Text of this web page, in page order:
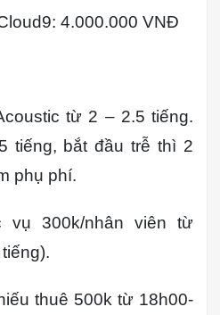
4.000.000 VNĐ
từ 2 – 2.5 tiếng.
tiếng, bắt đầu trễ thì 2
phụ phí.
vụ 300k/nhân viên từ
thuê 500k từ 18h00-